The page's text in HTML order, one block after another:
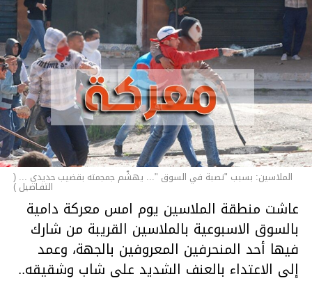
الملاسين: بسبب "نصبة في السوق "... يهشّم جمجمته بقضيب حديدي ... (
التفـاصيل )
عاشت منطقة الملاسين يوم امس معركة دامية
بالسوق الاسبوعية بالملاسين القريبة من شارك
فيها أحد المنحرفين المعروفين بالجهة، وعمد
إلى الاعتداء بالعنف الشديد على شاب وشقيقه..